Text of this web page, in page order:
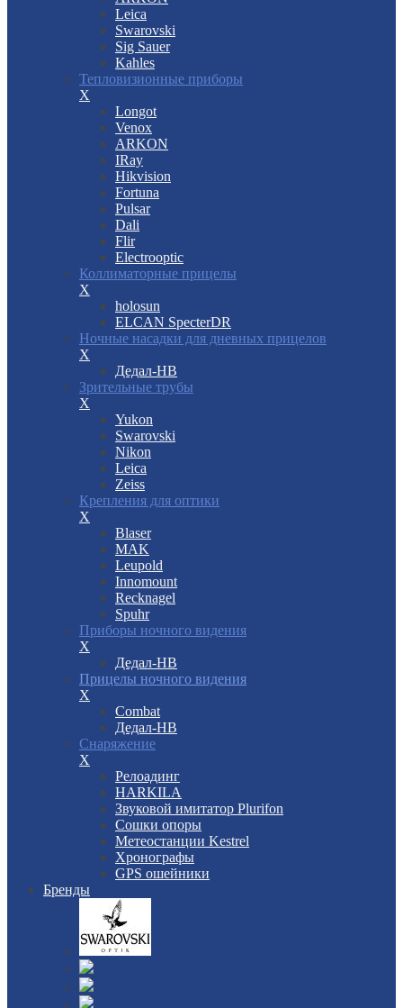
Leica
Swarovski
Sig Sauer
Kahles
Тепловизионные приборы
X
Longot
Venox
ARKON
IRay
Hikvision
Fortuna
Pulsar
Dali
Flir
Electrooptic
Коллиматорные прицелы
X
holosun
ELCAN SpecterDR
Ночные насадки для дневных прицелов
X
Дедал-НВ
Зрительные трубы
X
Yukon
Swarovski
Nikon
Leica
Zeiss
Крепления для оптики
X
Blaser
MAK
Leupold
Innomount
Recknagel
Spuhr
Приборы ночного видения
X
Дедал-НВ
Прицелы ночного видения
X
Combat
Дедал-НВ
Снаряжение
X
Релоадинг
HARKILA
Звуковой имитатор Plurifon
Сошки опоры
Метеостанции Kestrel
Хронографы
GPS ошейники
Бренды